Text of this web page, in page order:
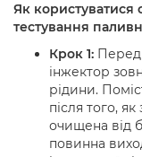
Як
тестування
Крок 1: Перед
інжектор
рідини.
після того,
очищена від
повинна